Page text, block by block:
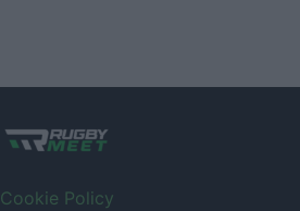
Cookie Policy